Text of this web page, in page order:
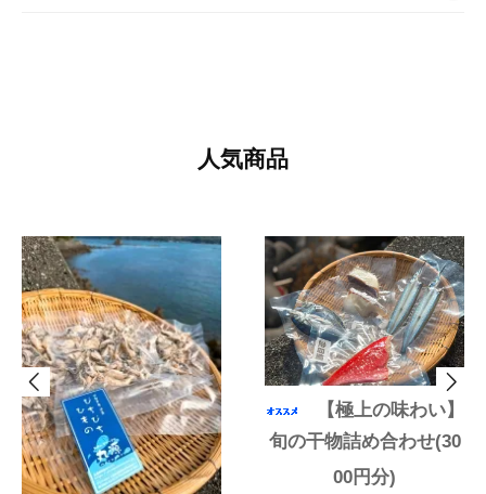
人気商品
【極上の味わい】
旬の干物詰め合わせ(30
00円分)